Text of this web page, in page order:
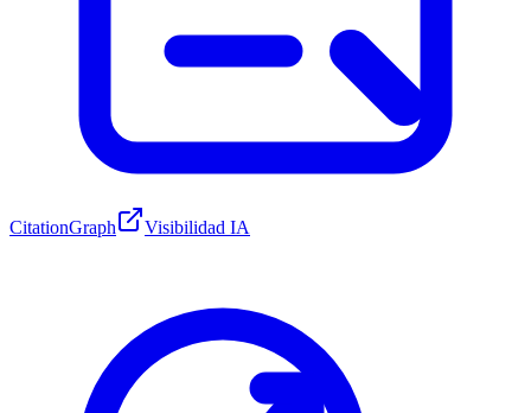
CitationGraph Visibilidad IA